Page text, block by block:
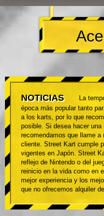
NOTICIAS
La
época más popular tanto
a los karts, por lo que
posible. Si desea hacer
recomendamos que llame a
cliente. Street Kart cumple
vigentes en Japón. Street
reflejo de Nintendo o del
reinicio en la vida como en
mejor experiencia y los
que no ofrecemos alquiler